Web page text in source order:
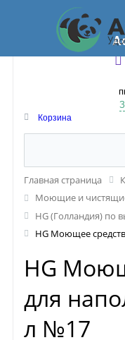
Корзина
Главная страница
Моющие и
HG (Голландия) по
HG Моющее
HG
для
л №17